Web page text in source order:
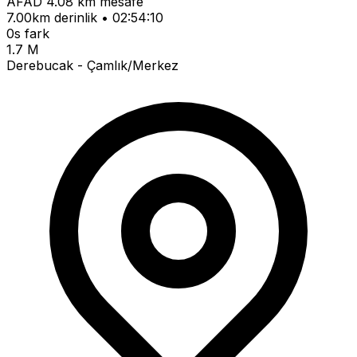
7.00km derinlik • 02:54:10
0s fark
1.7 M
Derebucak - Çamlık/Merkez